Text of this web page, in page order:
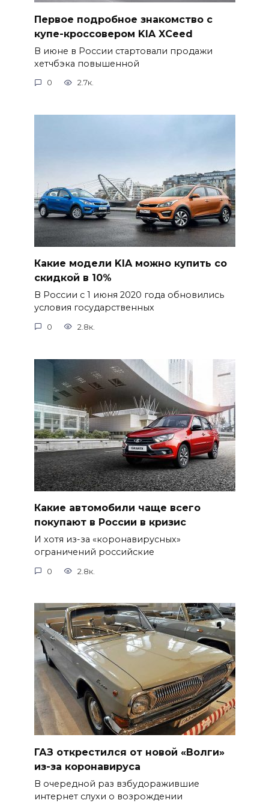
Первое подробное знакомство с
купе-кроссовером KIA XCeed
В июне в России стартовали продажи
хетчбэка повышенной
0 2.7к.
Какие модели KIA можно купить со
скидкой в 10%
В России с 1 июня 2020 года обновились
условия государственных
0 2.8к.
Какие автомобили чаще всего
покупают в России в кризис
И хотя из-за «коронавирусных»
ограничений российские
0 2.8к.
ГАЗ открестился от новой «Волги»
из-за коронавируса
В очередной раз взбудоражившие
интернет слухи о возрождении